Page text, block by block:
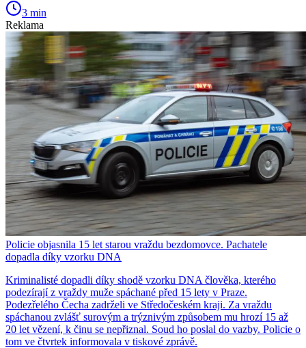
3 min
Reklama
Policie objasnila 15 let starou vraždu bezdomovce. Pachatele
dopadla díky vzorku DNA
Kriminalisté dopadli díky shodě vzorku DNA člověka, kterého
podezírají z vraždy muže spáchané před 15 lety v Praze.
Podezřelého Čecha zadrželi ve Středočeském kraji. Za vraždu
spáchanou zvlášť surovým a trýznivým způsobem mu hrozí 15 až
20 let vězení, k činu se nepřiznal. Soud ho poslal do vazby. Policie o
tom ve čtvrtek informovala v tiskové zprávě.